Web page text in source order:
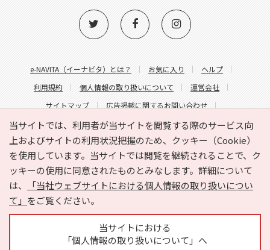
当サイトでは、利用者が当サイトを閲覧する際のサービス向
上およびサイトの利用状況把握のため、クッキー（Cookie）
を使用しています。当サイトでは閲覧を継続されることで、ク
ッキーの使用に同意されたものとみなします。詳細について
は、
「当社ウェブサイトにおける個人情報の取り扱いについ
て」 をご覧ください。
当サイトにおける
「個人情報の取り扱いについて」へ
e-NAVITA（イーナビタ）とは？ お気に入り
ヘルプ
利用規約
個人情報の取り扱いについて
運営会社
サイトマップ
広告掲載に関するお問い合わせ
サイトの内容に関するお問い合わせ
Copyright © HYOJITO.Co.,Ltd. All Rights Reserved.